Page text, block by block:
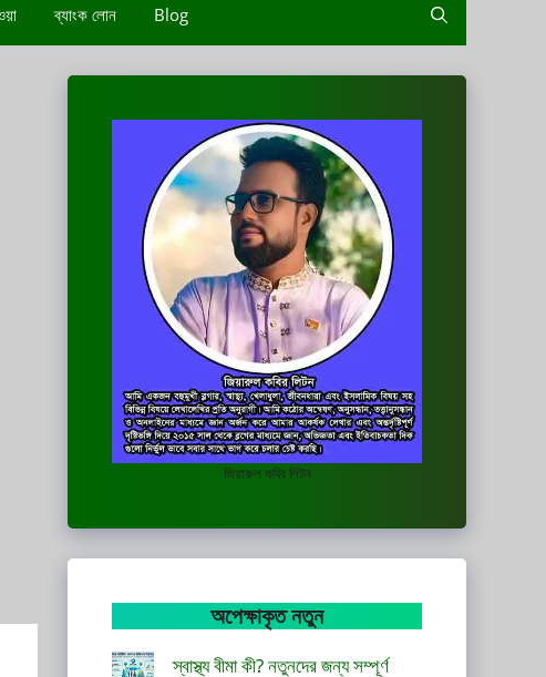
ব্যাংক লোন Blog
জিয়ারুল কবির লিটন
অপেক্ষাকৃত নতুন
স্বাস্থ্য বীমা কী? নতুনদের জন্য সম্পূর্ণ